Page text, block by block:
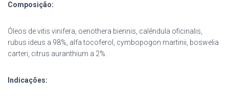
Composição:
Óleos de vitis vinifera, oenothera biennis, calêndula oficinalis,
rubus ideus a 98%, alfa tocoferol, cymbopogon martinii, boswelia
carteri, citrus auranthium a 2%.
Indicações: